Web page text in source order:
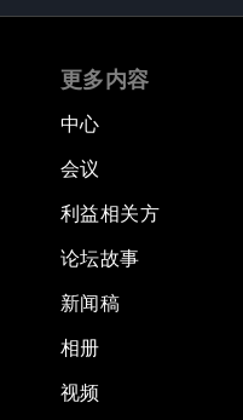
更多内容
中心
会议
利益相关方
论坛故事
新闻稿
相册
视频